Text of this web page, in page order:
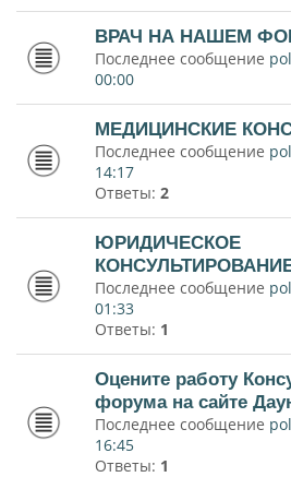
ВРАЧ НА НАШЕМ
Последнее сообщение
00:00
МЕДИЦИНСКИЕ
Последнее сообщение
14:17
Ответы: 2
ЮРИДИЧЕСКОЕ
Последнее сообщение
01:33
Ответы: 1
Оцените работу
форума на сайте
Последнее сообщение
16:45
Ответы: 1